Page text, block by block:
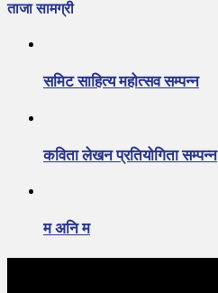
ताजा सामग्री
समिट साहित्य महोत्सव सम्पन्न
कविता लेखन प्रतियोगिता सम्पन्न
म अनि म